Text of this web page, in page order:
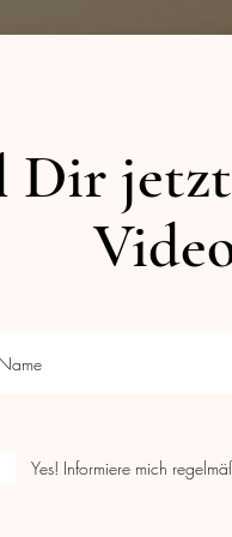
Dir
Yes! Informiere mich